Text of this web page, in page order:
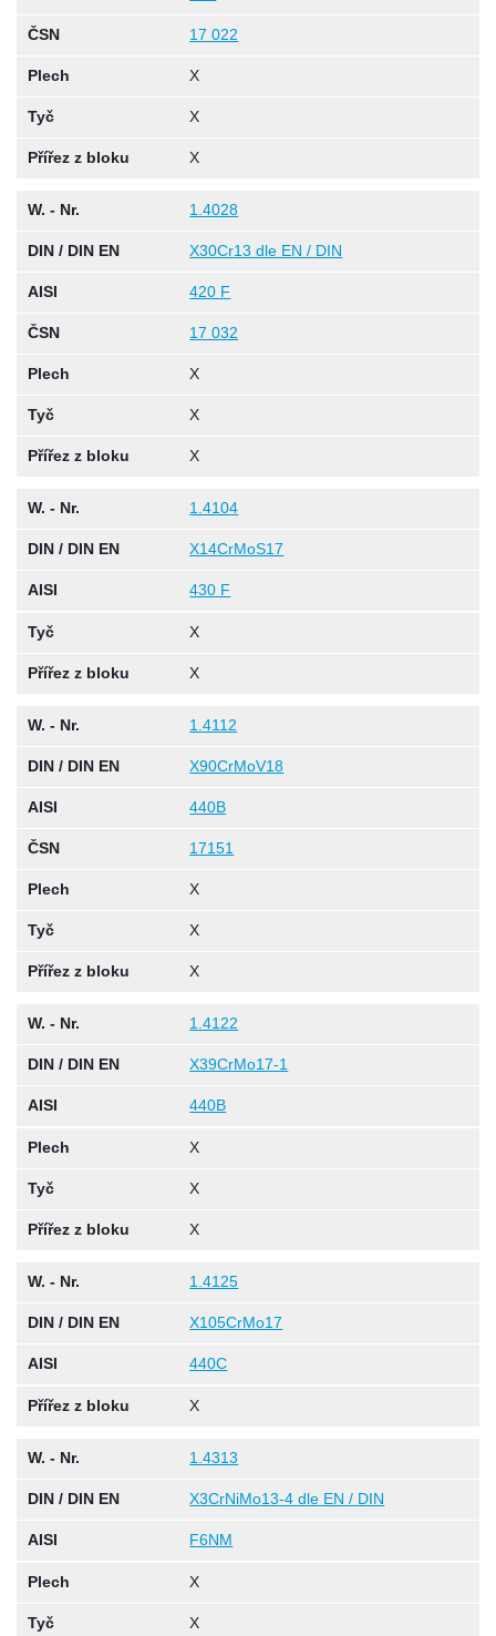
ČSN 17 022
Plech X
Tyč X
Přířez z bloku X
W. - Nr. 1.4028
DIN / DIN EN X30Cr13 dle EN / DIN
AISI 420 F
ČSN 17 032
Plech X
Tyč X
Přířez z bloku X
W. - Nr. 1.4104
DIN / DIN EN X14CrMoS17
AISI 430 F
Tyč X
Přířez z bloku X
W. - Nr. 1.4112
DIN / DIN EN X90CrMoV18
AISI 440B
ČSN 17151
Plech X
Tyč X
Přířez z bloku X
W. - Nr. 1.4122
DIN / DIN EN X39CrMo17-1
AISI 440B
Plech X
Tyč X
Přířez z bloku X
W. - Nr. 1.4125
DIN / DIN EN X105CrMo17
AISI 440C
Přířez z bloku X
W. - Nr. 1.4313
DIN / DIN EN X3CrNiMo13-4 dle EN / DIN
AISI F6NM
Plech X
Tyč X